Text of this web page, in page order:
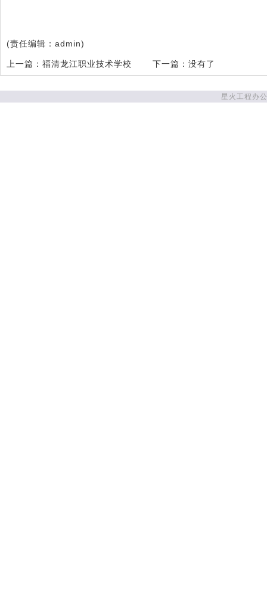
(责任编辑：admin)
上一篇： 福清龙江职业技术学校 下一篇：没有了
星火工程办